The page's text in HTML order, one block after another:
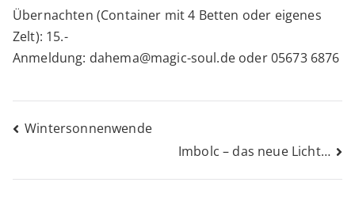
Übernachten (Container mit 4 Betten oder eigenes
Zelt): 15.-
Anmeldung: dahema@magic-soul.de oder 05673 6876
Beitragsnavigation
Wintersonnenwende
Imbolc – das neue Licht…